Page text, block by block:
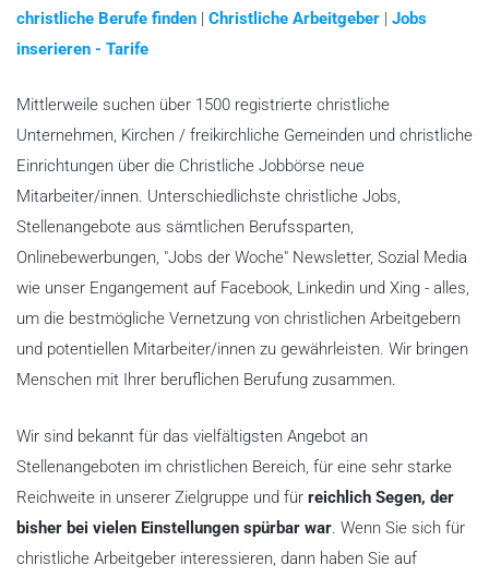
christliche Berufe finden Christliche Arbeitgeber
Jobs
inserieren - Tarife
Mittlerweile suchen über 1500 registrierte christliche
Unternehmen, Kirchen / freikirchliche Gemeinden und christliche
Einrichtungen über die Christliche Jobbörse neue
Mitarbeiter/innen. Unterschiedlichste christliche Jobs,
Stellenangebote aus sämtlichen Berufssparten,
Onlinebewerbungen, "Jobs der Woche" Newsletter, Sozial Media
wie unser Engangement auf Facebook, Linkedin und Xing - alles,
um die bestmögliche Vernetzung von christlichen Arbeitgebern
und potentiellen Mitarbeiter/innen zu gewährleisten. Wir bringen
Menschen mit Ihrer beruflichen Berufung zusammen.
Wir sind bekannt für das vielfältigsten Angebot an
Stellenangeboten im christlichen Bereich, für eine sehr starke
Reichweite in unserer Zielgruppe und für reichlich Segen, der
bisher bei vielen Einstellungen spürbar war . Wenn Sie sich für
christliche Arbeitgeber interessieren, dann haben Sie auf